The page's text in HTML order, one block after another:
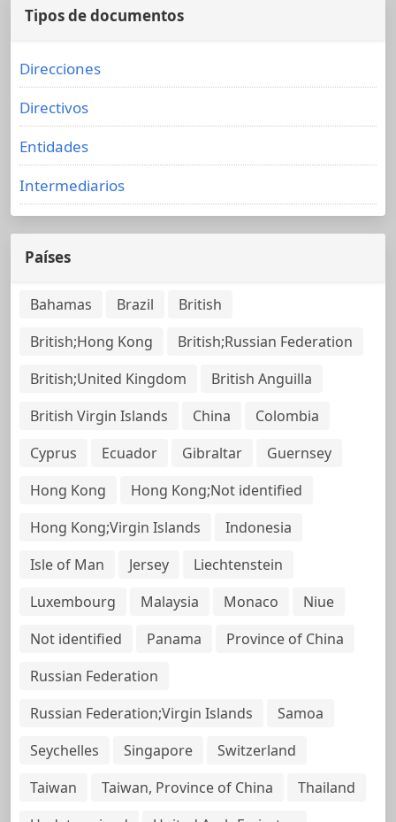
Tipos de documentos
Direcciones
Directivos
Entidades
Intermediarios
Países
Bahamas Brazil
British
British;Hong Kong
British;Russian Federation
British;United Kingdom
British Anguilla
British Virgin Islands
China
Colombia
Cyprus
Ecuador Gibraltar
Guernsey
Hong Kong
Hong Kong;Not identified
Hong Kong;Virgin Islands
Indonesia
Isle of Man
Jersey
Liechtenstein
Luxembourg
Malaysia Monaco
Niue
Not identified
Panama
Province of China
Russian Federation
Russian Federation;Virgin Islands
Samoa
Seychelles
Singapore
Switzerland
Taiwan
Taiwan, Province of China
Thailand